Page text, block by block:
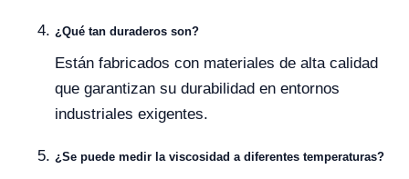
¿Qué tan duraderos son?
Están fabricados con materiales de alta calidad
que garantizan su durabilidad en entornos
industriales exigentes.
¿Se puede medir la viscosidad a diferentes temperaturas?